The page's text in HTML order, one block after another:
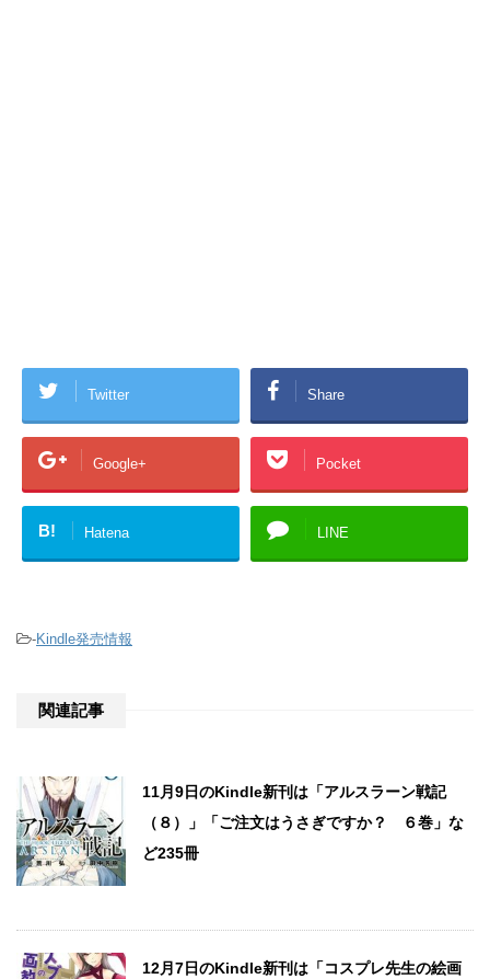
Twitter Share
Google+ Pocket
B! Hatena LINE
-Kindle発売情報
関連記事
11月9日のKindle新刊は「アルスラーン戦記
（８）」「ご注文はうさぎですか？ ６巻」な
ど235冊
12月7日のKindle新刊は「コスプレ先生の絵画